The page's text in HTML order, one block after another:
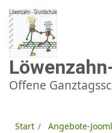
Zum
Inhalt
springen
(Enter
drücken)
Offene
Start / Angebote-